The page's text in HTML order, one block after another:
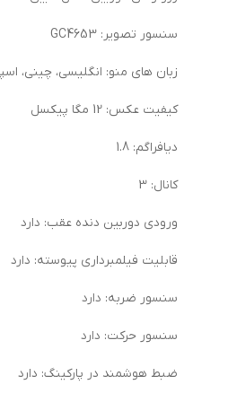
سنسور تصویر: GC4653
زبان های منو: انگلیسی، چینی،
کیفیت عکس: 12 مگا پیکسل
دیافراگم: 1.8
کانال: 3
ورودی دوربین دنده عقب: دارد
قابلیت فیلمبرداری پیوسته: دارد
سنسور ضربه: دارد
سنسور حرکت: دارد
ضبط هوشمند در پارکینگ: دارد